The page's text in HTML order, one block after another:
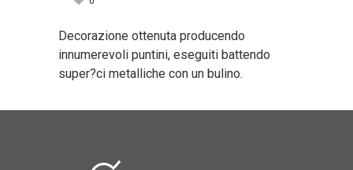
Decorazione ottenuta producendo
innumerevoli puntini, eseguiti battendo
super?ci metalliche con un bulino.